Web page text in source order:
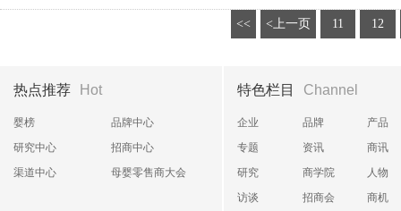
<< <上一页 11 12
热点推荐 Hot
婴榜
品牌中心
研究中心
招商中心
渠道中心
母婴零售商大会
特色栏目 Channel
企业 品牌
产品
专题
资讯
商讯
研究
商学院
人物
访谈
招商会
商机